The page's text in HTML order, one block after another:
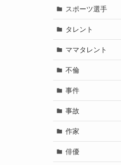
スポーツ選手
タレント
ママタレント
不倫
事件
事故
作家
俳優